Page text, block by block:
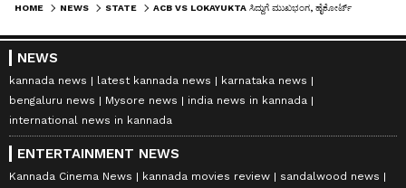
HOME NEWS STATE
NEWS
kannada news latest kannada news
karnataka news
bengaluru news
Mysore news
india news in kannada
international news in kannada
ENTERTAINMENT NEWS
Kannada Cinema News kannada movies review
sandalwood news